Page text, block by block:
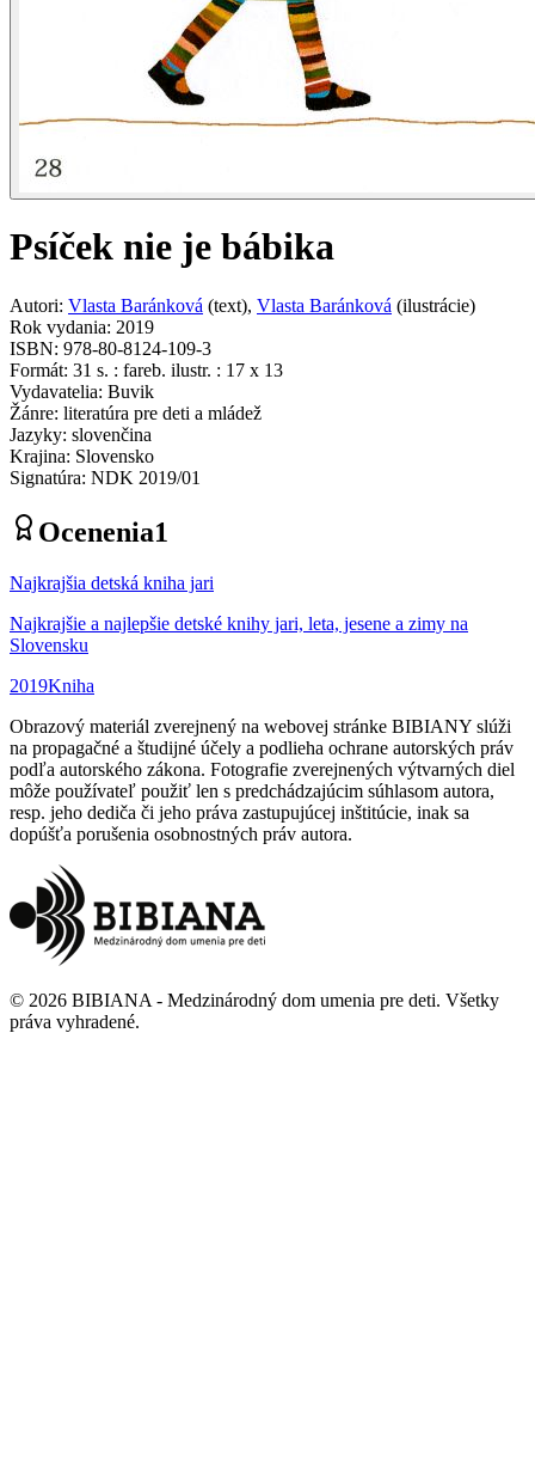
Psíček nie je bábika
Autori: Vlasta Baránková (text), Vlasta Baránková (ilustrácie)
Rok vydania: 2019
ISBN: 978-80-8124-109-3
Formát: 31 s. : fareb. ilustr. : 17 x 13
Vydavatelia: Buvik
Žánre: literatúra pre deti a mládež
Jazyky: slovenčina
Krajina: Slovensko
Signatúra: NDK 2019/01
Ocenenia1
Najkrajšia detská kniha jari
Najkrajšie a najlepšie detské knihy jari, leta, jesene a zimy na
Slovensku
2019Kniha
Obrazový materiál zverejnený na webovej stránke BIBIANY slúži
na propagačné a študijné účely a podlieha ochrane autorských práv
podľa autorského zákona. Fotografie zverejnených výtvarných diel
môže používateľ použiť len s predchádzajúcim súhlasom autora,
resp. jeho dediča či jeho práva zastupujúcej inštitúcie, inak sa
dopúšťa porušenia osobnostných práv autora.
© 2026 BIBIANA - Medzinárodný dom umenia pre deti. Všetky
práva vyhradené.